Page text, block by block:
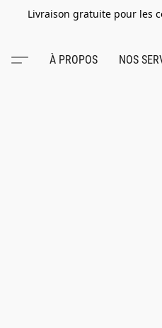
Livraison gratuite pour les
À PROPOS NOS